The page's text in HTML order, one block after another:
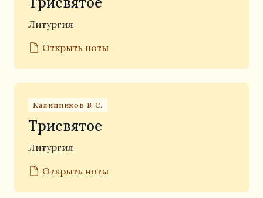
Литургия
Открыть ноты
Калинников В.С.
Трисвятое
Литургия
Открыть ноты